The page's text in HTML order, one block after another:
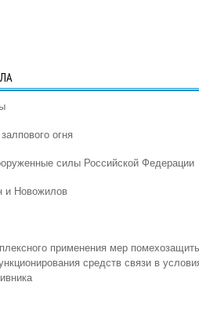
огня
силы Российской Федерации
и Новожилов
применения мер
средств связи в